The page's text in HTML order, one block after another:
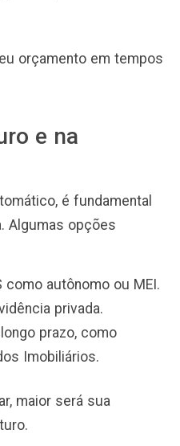
orçamento em tempos
e na
é fundamental
Algumas opções
como autônomo ou MEI.
privada.
prazo, como
Imobiliários.
maior será sua